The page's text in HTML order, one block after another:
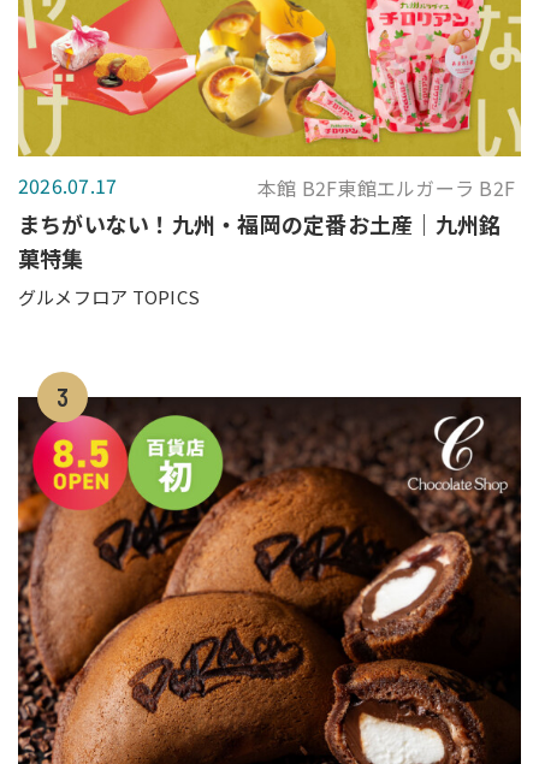
2026.07.17 本館 B2F東館エルガーラ B2F
まちがいない！九州・福岡の定番お土産｜九州銘
菓特集
グルメフロア TOPICS
3